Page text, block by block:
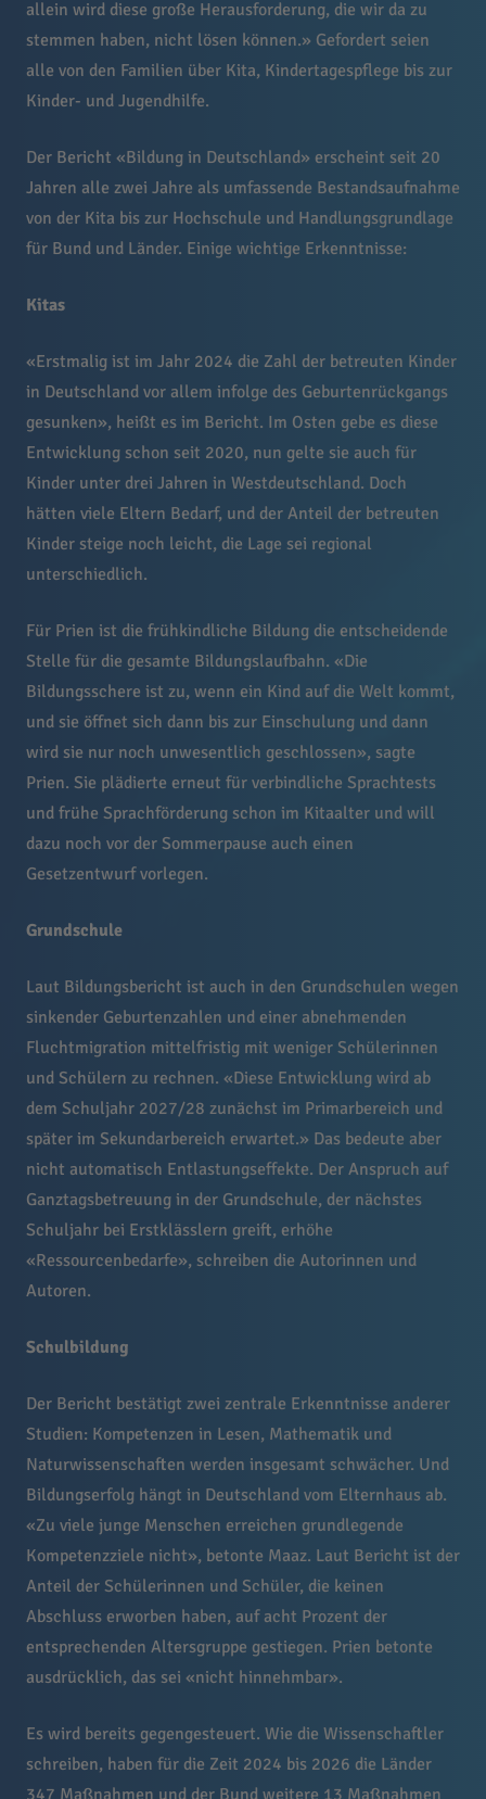
allein wird diese große Herausforderung, die wir da zu
stemmen haben, nicht lösen können.» Gefordert seien
alle von den Familien über Kita, Kindertagespflege bis zur
Kinder- und Jugendhilfe.
Der Bericht «Bildung in Deutschland» erscheint seit 20
Jahren alle zwei Jahre als umfassende Bestandsaufnahme
von der Kita bis zur Hochschule und Handlungsgrundlage
für Bund und Länder. Einige wichtige Erkenntnisse:
Kitas
«Erstmalig ist im Jahr 2024 die Zahl der betreuten Kinder
in Deutschland vor allem infolge des Geburtenrückgangs
gesunken», heißt es im Bericht. Im Osten gebe es diese
Entwicklung schon seit 2020, nun gelte sie auch für
Kinder unter drei Jahren in Westdeutschland. Doch
hätten viele Eltern Bedarf, und der Anteil der betreuten
Kinder steige noch leicht, die Lage sei regional
unterschiedlich.
Für Prien ist die frühkindliche Bildung die entscheidende
Stelle für die gesamte Bildungslaufbahn. «Die
Bildungsschere ist zu, wenn ein Kind auf die Welt kommt,
und sie öffnet sich dann bis zur Einschulung und dann
wird sie nur noch unwesentlich geschlossen», sagte
Prien. Sie plädierte erneut für verbindliche Sprachtests
und frühe Sprachförderung schon im Kitaalter und will
dazu noch vor der Sommerpause auch einen
Gesetzentwurf vorlegen.
Grundschule
Laut Bildungsbericht ist auch in den Grundschulen wegen
sinkender Geburtenzahlen und einer abnehmenden
Fluchtmigration mittelfristig mit weniger Schülerinnen
und Schülern zu rechnen. «Diese Entwicklung wird ab
dem Schuljahr 2027/28 zunächst im Primarbereich und
später im Sekundarbereich erwartet.» Das bedeute aber
nicht automatisch Entlastungseffekte. Der Anspruch auf
Ganztagsbetreuung in der Grundschule, der nächstes
Schuljahr bei Erstklässlern greift, erhöhe
«Ressourcenbedarfe», schreiben die Autorinnen und
Autoren.
Schulbildung
Der Bericht bestätigt zwei zentrale Erkenntnisse anderer
Studien: Kompetenzen in Lesen, Mathematik und
Naturwissenschaften werden insgesamt schwächer. Und
Bildungserfolg hängt in Deutschland vom Elternhaus ab.
«Zu viele junge Menschen erreichen grundlegende
Kompetenzziele nicht», betonte Maaz. Laut Bericht ist der
Anteil der Schülerinnen und Schüler, die keinen
Abschluss erworben haben, auf acht Prozent der
entsprechenden Altersgruppe gestiegen. Prien betonte
ausdrücklich, das sei «nicht hinnehmbar».
Es wird bereits gegengesteuert. Wie die Wissenschaftler
schreiben, haben für die Zeit 2024 bis 2026 die Länder
347 Maßnahmen und der Bund weitere 13 Maßnahmen